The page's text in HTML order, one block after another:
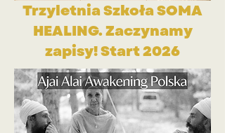
Trzyletnia Szkoła SOMA
HEALING.Zaczynamy
zapisy! Start 2026